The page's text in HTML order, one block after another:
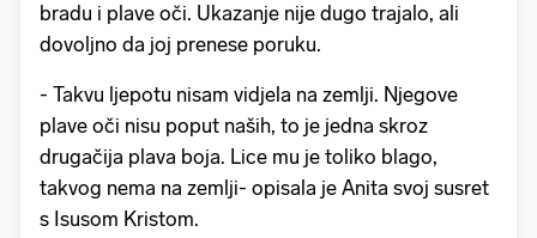
bradu i plave oči. Ukazanje nije dugo trajalo, ali
dovoljno da joj prenese poruku.
- Takvu ljepotu nisam vidjela na zemlji. Njegove
plave oči nisu poput naših, to je jedna skroz
drugačija plava boja. Lice mu je toliko blago,
takvog nema na zemlji- opisala je Anita svoj susret
s Isusom Kristom.